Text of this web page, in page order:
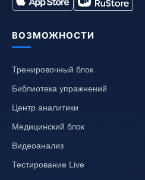
ВОЗМОЖНОСТИ
Тренировочный блок
Библиотека упражнений
Центр аналитики
Медицинский блок
Видеоанализ
Тестирование Live